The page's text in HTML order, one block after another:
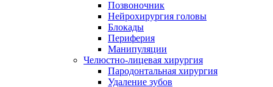
Позвоночник
Нейрохирургия головы
Блокады
Периферия
Манипуляции
Челюстно-лицевая хирургия
Пародонтальная хирургия
Удаление зубов